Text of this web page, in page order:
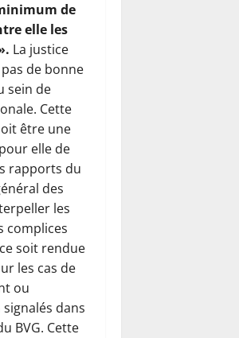
de
elle les
La justice
de bonne
sein de
Cette
être une
elle de
rapports du
des
les
complices
soit rendue
les cas de
ou
dans
BVG. Cette